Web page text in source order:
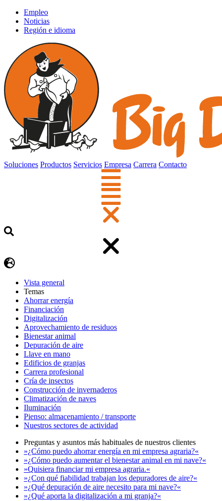
Empleo
Noticias
Región e idioma
Soluciones Productos Servicios Empresa Carrera Contacto
Vista general
Temas
Ahorrar energía
Financiación
Digitalización
Aprovechamiento de residuos
Bienestar animal
Depuración de aire
Llave en mano
Edificios de granjas
Carrera profesional
Cría de insectos
Construcción de invernaderos
Climatización de naves
Iluminación
Pienso: almacenamiento / transporte
Nuestros sectores de actividad
Preguntas y asuntos más habituales de nuestros clientes
»¿Cómo puedo ahorrar energía en mi empresa agraria?«
»¿Cómo puedo aumentar el bienestar animal en mi nave?«
»Quisiera financiar mi empresa agraria.«
»¿Con qué fiabilidad trabajan los depuradores de aire?«
»¿Qué depuración de aire necesito para mi nave?«
»¿Qué aporta la digitalización a mi granja?«